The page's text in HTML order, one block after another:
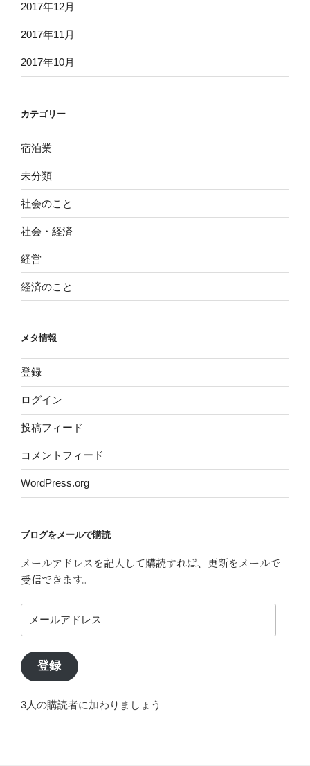
2017年12月
2017年11月
2017年10月
カテゴリー
宿泊業
未分類
社会のこと
社会・経済
経営
経済のこと
メタ情報
登録
ログイン
投稿フィード
コメントフィード
WordPress.org
ブログをメールで購読
メールアドレスを記入して購読すれば、更新をメールで
受信できます。
ー
ア
ド
ス
登録
3人の購読者に加わりましょう